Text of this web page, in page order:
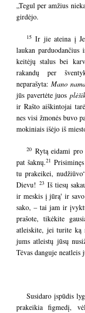
„Tegul per amžius
girdėjo.
15 Ir jie ateina į
laukan
keitėjų stalus bei
rakandų per
neparašyta: Mano
jūs pavertėte juos
ir Rašto aiškintojai
nes visi žmonės buvo
mokiniais išėjo iš
20 Rytą eidami
pat šaknų.21
tu prakeikei,
Dievu! 23Iš tiesų
ir meskis į jūrą' ir
sako, – tai jam ir
prašote, tikėkite
atleiskite, jei turite ką
jums atleistų jūsų
Tėvas danguje neatleis
Susidaro įspūdis
prakeikia figmedį,